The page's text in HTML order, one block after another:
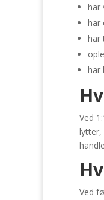
har
har
har
har
Ved
lytter,
Ved